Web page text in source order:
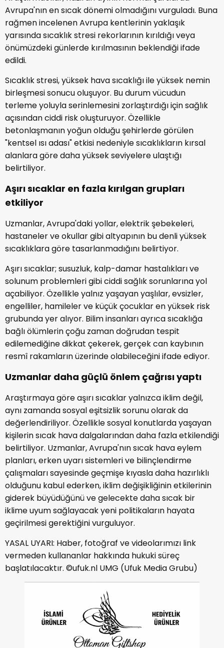
Avrupa'nın en sıcak dönemi olmadığını vurguladı. Buna
rağmen incelenen Avrupa kentlerinin yaklaşık
yarısında sıcaklık stresi rekorlarının kırıldığı veya
önümüzdeki günlerde kırılmasının beklendiği ifade
edildi.
Sıcaklık stresi, yüksek hava sıcaklığı ile yüksek nemin
birleşmesi sonucu oluşuyor. Bu durum vücudun
terleme yoluyla serinlemesini zorlaştırdığı için sağlık
açısından ciddi risk oluşturuyor. Özellikle
betonlaşmanın yoğun olduğu şehirlerde görülen
"kentsel ısı adası" etkisi nedeniyle sıcaklıkların kırsal
alanlara göre daha yüksek seviyelere ulaştığı
belirtiliyor.
Aşırı sıcaklar en fazla kırılgan grupları
etkiliyor
Uzmanlar, Avrupa'daki yollar, elektrik şebekeleri,
hastaneler ve okullar gibi altyapının bu denli yüksek
sıcaklıklara göre tasarlanmadığını belirtiyor.
Aşırı sıcaklar; susuzluk, kalp-damar hastalıkları ve
solunum problemleri gibi ciddi sağlık sorunlarına yol
açabiliyor. Özellikle yalnız yaşayan yaşlılar, evsizler,
engelliler, hamileler ve küçük çocuklar en yüksek risk
grubunda yer alıyor. Bilim insanları ayrıca sıcaklığa
bağlı ölümlerin çoğu zaman doğrudan tespit
edilemediğine dikkat çekerek, gerçek can kaybının
resmî rakamların üzerinde olabileceğini ifade ediyor.
Uzmanlar daha güçlü önlem çağrısı yaptı
Araştırmaya göre aşırı sıcaklar yalnızca iklim değil,
aynı zamanda sosyal eşitsizlik sorunu olarak da
değerlendiriliyor. Özellikle sosyal konutlarda yaşayan
kişilerin sıcak hava dalgalarından daha fazla etkilendiği
belirtiliyor. Uzmanlar, Avrupa'nın sıcak hava eylem
planları, erken uyarı sistemleri ve bilinçlendirme
çalışmaları sayesinde geçmişe kıyasla daha hazırlıklı
olduğunu kabul ederken, iklim değişikliğinin etkilerinin
giderek büyüdüğünü ve gelecekte daha sıcak bir
iklime uyum sağlayacak yeni politikaların hayata
geçirilmesi gerektiğini vurguluyor.
YASAL UYARI: Haber, fotoğraf ve videolarımızı link
vermeden kullananlar hakkında hukuki süreç
başlatılacaktır. ©ufuk.nl UMG (Ufuk Media Grubu)